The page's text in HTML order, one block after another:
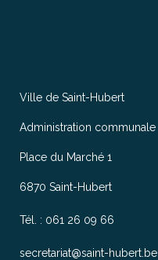
Ville de Saint-Hubert
Administration communale
Place du Marché 1
6870 Saint-Hubert
Tél. : 061 26 09 66
secretariat@saint-hubert.be